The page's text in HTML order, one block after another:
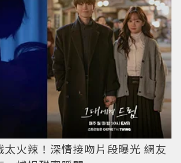
太火辣！深情接吻片段曝光 網友